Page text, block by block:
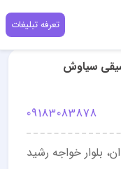
تعرفه تبلیغات
سیاوش
09183083878
بلوار خواجه رشید